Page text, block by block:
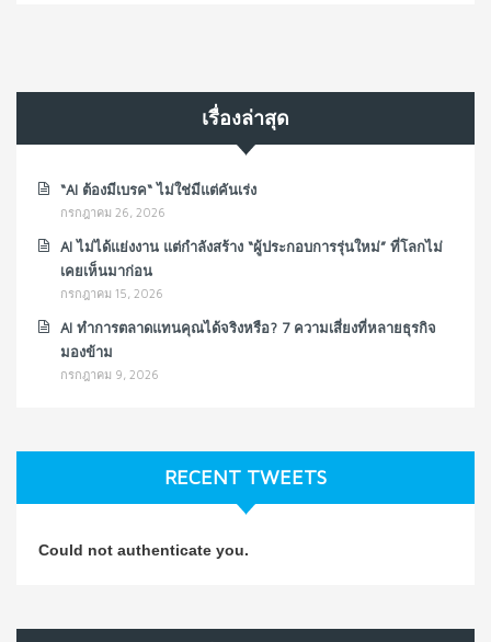
เรื่องล่าสุด
“AI ต้องมีเบรค“ ไม่ใช่มีแต่คันเร่ง
กรกฎาคม 26, 2026
AI ไม่ได้แย่งงาน แต่กำลังสร้าง “ผู้ประกอบการรุ่นใหม่” ที่โลกไม่
เคยเห็นมาก่อน
กรกฎาคม 15, 2026
AI ทำการตลาดแทนคุณได้จริงหรือ? 7 ความเสี่ยงที่หลายธุรกิจ
มองข้าม
กรกฎาคม 9, 2026
RECENT TWEETS
Could not authenticate you.